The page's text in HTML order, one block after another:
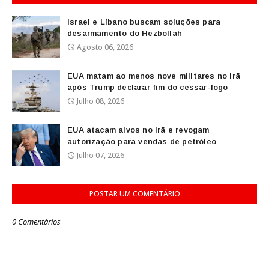
Israel e Líbano buscam soluções para
desarmamento do Hezbollah
Agosto 06, 2026
EUA matam ao menos nove militares no Irã
após Trump declarar fim do cessar-fogo
Julho 08, 2026
EUA atacam alvos no Irã e revogam
autorização para vendas de petróleo
Julho 07, 2026
POSTAR UM COMENTÁRIO
0 Comentários